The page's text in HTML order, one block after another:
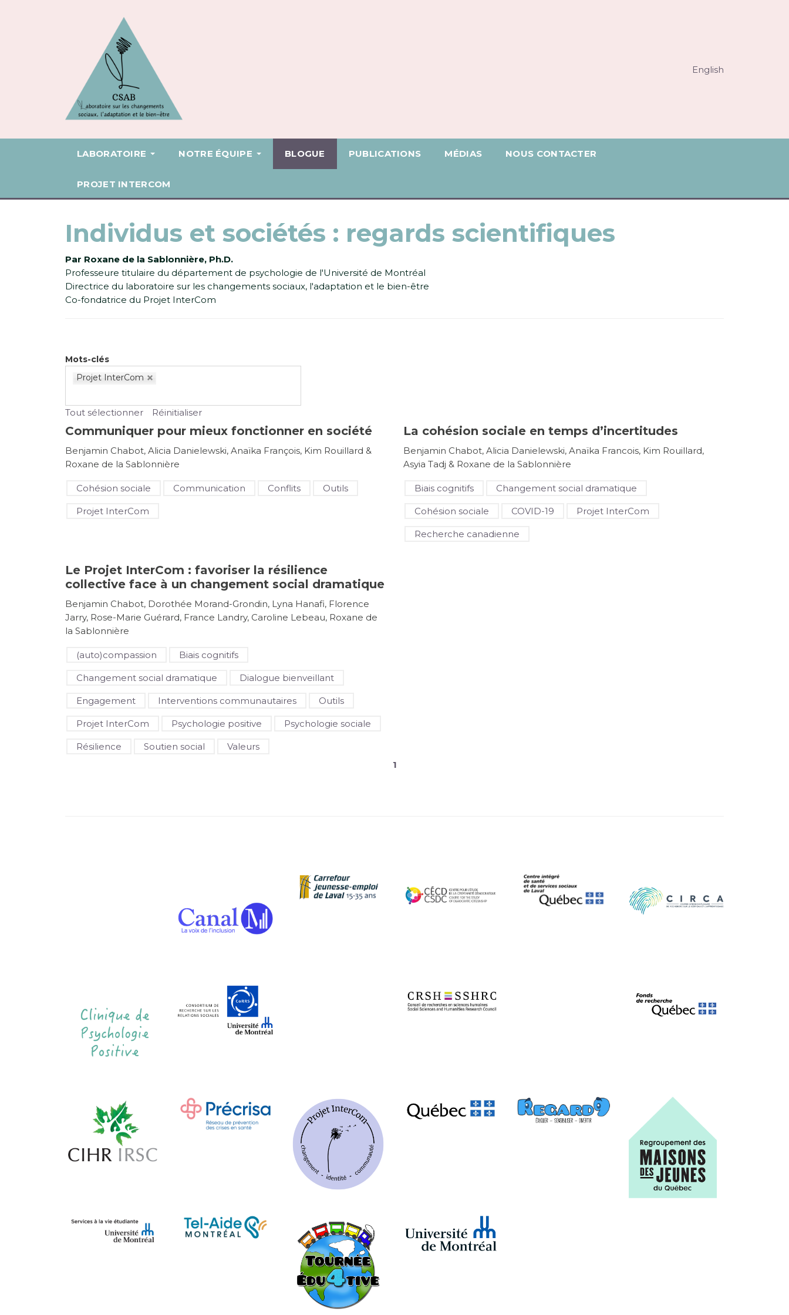
English
LABORATOIRE NOTRE ÉQUIPE BLOGUE PUBLICATIONS MÉDIAS NOUS CONTACTER
PROJET INTERCOM
Individus et sociétés : regards scientifiques
Par Roxane de la Sablonnière, Ph.D.
Professeure titulaire du département de psychologie de l'Université de Montréal
Directrice du laboratoire sur les changements sociaux, l'adaptation et le bien-être
Co-fondatrice du Projet InterCom
Mots-clés
Projet InterCom
Tout sélectionner Réinitialiser
Communiquer pour mieux fonctionner en société
Benjamin Chabot, Alicia Danielewski, Anaïka François, Kim Rouillard &
Roxane de la Sablonnière
Cohésion sociale Communication Conflits Outils
Projet InterCom
La cohésion sociale en temps d’incertitudes
Benjamin Chabot, Alicia Danielewski, Anaïka Francois, Kim Rouillard,
Asyia Tadj & Roxane de la Sablonnière
Biais cognitifs Changement social dramatique
Cohésion sociale COVID-19 Projet InterCom
Recherche canadienne
Le Projet InterCom : favoriser la résilience
collective face à un changement social dramatique
Benjamin Chabot, Dorothée Morand-Grondin, Lyna Hanafi, Florence
Jarry, Rose-Marie Guérard, France Landry, Caroline Lebeau, Roxane de
la Sablonnière
(auto)compassion Biais cognitifs
Changement social dramatique Dialogue bienveillant
Engagement Interventions communautaires Outils
Projet InterCom Psychologie positive Psychologie sociale
Résilience Soutien social
Valeurs
1